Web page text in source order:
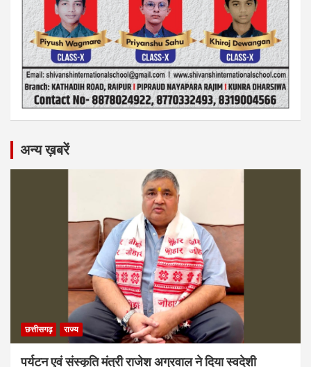
अन्य ख़बरें
छत्तीसगढ़ राज्य
पर्यटन एवं संस्कृति मंत्री राजेश अग्रवाल ने दिया स्वदेशी